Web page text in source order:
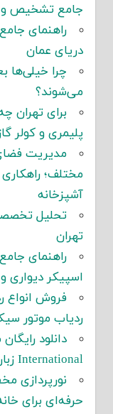
جامع تشخیص و
راهنمای
دریای عمان
چرا خیلی‌ها
می‌شوند؟
برای تهران
پلیمری و کولر
مدیریت
مختلف؛ راهکاری
آشپزخانه
تحلیل
تهران
راهنمای
اسپیکر دیواری
فروش انواع
ردیاب موتور
International زبان آلمانی
حرفه‌ای برای